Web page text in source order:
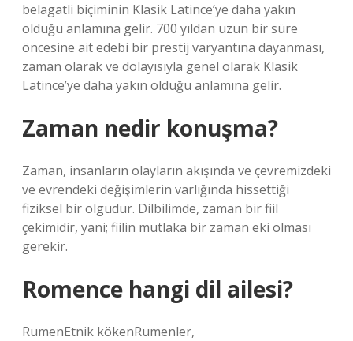
belagatli biçiminin Klasik Latince’ye daha yakın
olduğu anlamına gelir. 700 yıldan uzun bir süre
öncesine ait edebi bir prestij varyantına dayanması,
zaman olarak ve dolayısıyla genel olarak Klasik
Latince’ye daha yakın olduğu anlamına gelir.
Zaman nedir konuşma?
Zaman, insanların olayların akışında ve çevremizdeki
ve evrendeki değişimlerin varlığında hissettiği
fiziksel bir olgudur. Dilbilimde, zaman bir fiil
çekimidir, yani; fiilin mutlaka bir zaman eki olması
gerekir.
Romence hangi dil ailesi?
RumenEtnik kökenRumenler,